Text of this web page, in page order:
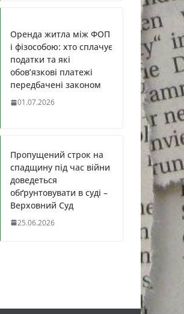
Оренда житла між ФОП
і фізособою: хто сплачує
податки та які
обов’язкові платежі
передбачені законом
01.07.2026
Пропущений строк на
спадщину під час війни
доведеться
обґрунтовувати в суді –
Верховний Суд
25.06.2026